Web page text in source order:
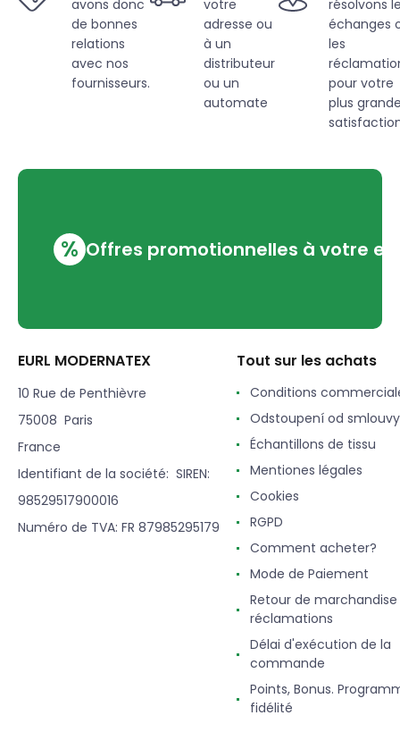
avons donc
de bonnes
relations
avec nos
fournisseurs.
votre
adresse ou
à un
distributeur
ou un
automate
résolvons
échanges
les
pour votre
plus
% Offres promotionnelles à votre
EURL MODERNATEX
10 Rue de Penthièvre
75008 Paris
France
Identifiant de la société: SIREN:
98529517900016
Numéro de TVA: FR 87985295179
Tout sur les achats
Conditions
Odstoupení od smlouvy
Échantillons de tissu
Mentiones légales
Cookies
RGPD
Comment acheter?
Mode de Paiement
Retour de
réclamations
Délai d'exécution de la
commande
Points, Bonus.
fidélité